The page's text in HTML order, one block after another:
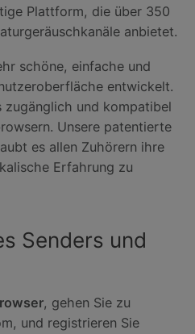
Plattform, die über 350
anbietet.
schöne, einfache und
entwickelt.
zugänglich und kompatibel
Unsere patentierte
es allen Zuhörern ihre
Erfahrung zu
Senders und
, gehen Sie zu
und registrieren Sie